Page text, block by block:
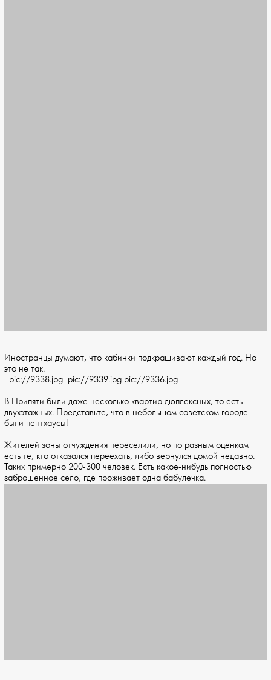
Иностранцы думают, что кабинки подкрашивают каждый год. Но
это не так.
pic://9338.jpg pic://9339.jpg pic://9336.jpg
В Припяти были даже несколько квартир дюплексных, то есть
двухэтажных. Представьте, что в небольшом советском городе
были пентхаусы!
Жителей зоны отчуждения переселили, но по разным оценкам
есть те, кто отказался переехать, либо вернулся домой недавно.
Таких примерно 200-300 человек. Есть какое-нибудь полностью
заброшенное село, где проживает одна бабулечка.